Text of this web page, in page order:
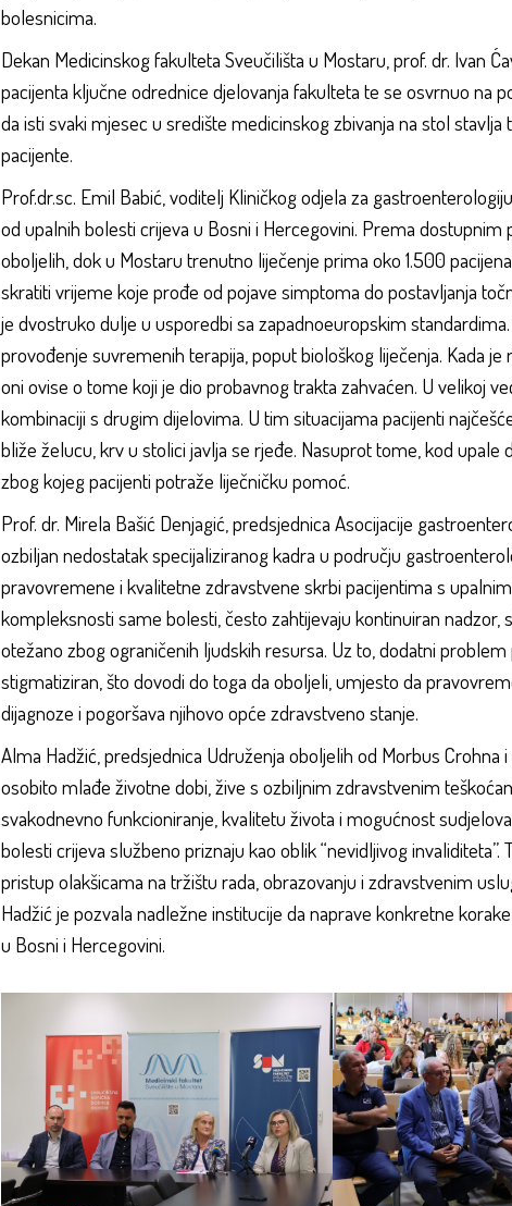
bolesnicima.
Dekan Medicinskog fakulteta Sveučilišta u Mostaru, prof. dr. Ivan
pacijenta ključne odrednice djelovanja fakulteta te se osvrnuo na
da isti svaki mjesec u središte medicinskog zbivanja na stol
pacijente.
Prof.dr.sc. Emil Babić, voditelj Kliničkog odjela za
od upalnih bolesti crijeva u Bosni i Hercegovini. Prema
oboljelih, dok u Mostaru trenutno liječenje prima oko 1.500
skratiti vrijeme koje prođe od pojave simptoma do postavljanja
je dvostruko dulje u usporedbi sa zapadnoeuropskim
provođenje suvremenih terapija, poput biološkog liječenja. Kada
oni ovise o tome koji je dio probavnog trakta zahvaćen. U velikoj
kombinaciji s drugim dijelovima. U tim situacijama pacijenti
bliže želucu, krv u stolici javlja se rjeđe. Nasuprot tome, kod
zbog kojeg pacijenti potraže liječničku pomoć.
Prof. dr. Mirela Bašić Denjagić, predsjednica Asocijacije
ozbiljan nedostatak specijaliziranog kadra u području
pravovremene i kvalitetne zdravstvene skrbi pacijentima s
kompleksnosti same bolesti, često zahtijevaju kontinuiran
otežano zbog ograničenih ljudskih resursa. Uz to, dodatni
stigmatiziran, što dovodi do toga da oboljeli, umjesto da
dijagnoze i pogoršava njihovo opće zdravstveno stanje.
Alma Hadžić, predsjednica Udruženja oboljelih od Morbus
osobito mlađe životne dobi, žive s ozbiljnim zdravstvenim
svakodnevno funkcioniranje, kvalitetu života i mogućnost
bolesti crijeva službeno priznaju kao oblik “nevidljivog
pristup olakšicama na tržištu rada, obrazovanju i zdravstvenim
Hadžić je pozvala nadležne institucije da naprave konkretne
u Bosni i Hercegovini.